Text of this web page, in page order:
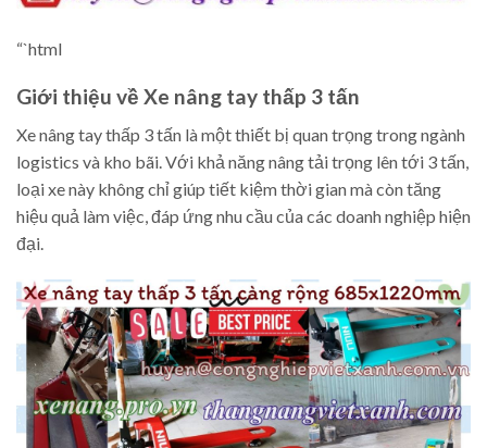
“`html
Giới thiệu về Xe nâng tay thấp 3 tấn
Xe nâng tay thấp 3 tấn là một thiết bị quan trọng trong ngành
logistics và kho bãi. Với khả năng nâng tải trọng lên tới 3 tấn,
loại xe này không chỉ giúp tiết kiệm thời gian mà còn tăng
hiệu quả làm việc, đáp ứng nhu cầu của các doanh nghiệp hiện
đại.